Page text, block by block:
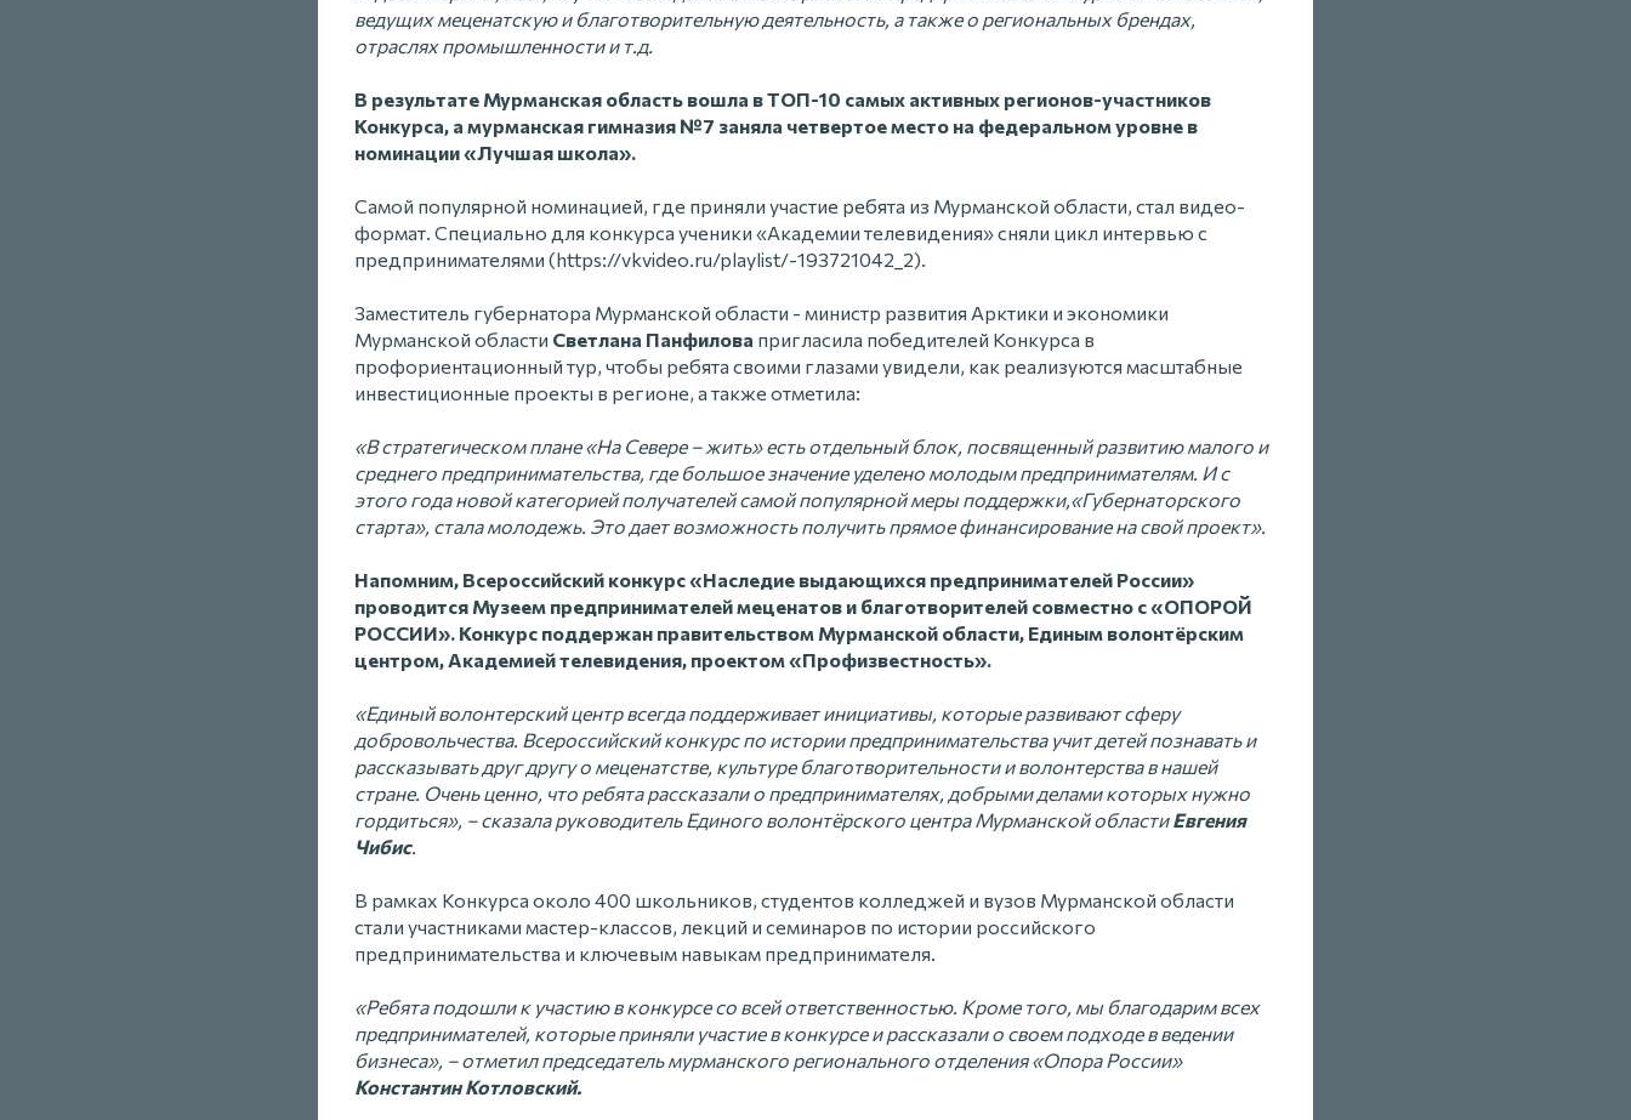
ведущих меценатскую и благотворительную деятельность, а также о региональных брендах,
отраслях промышленности и т.д.
В результате Мурманская область вошла в ТОП-10 самых активных регионов-участников
Конкурса, а мурманская гимназия №7 заняла четвертое место на федеральном уровне в
номинации «Лучшая школа».
Самой популярной номинацией, где приняли участие ребята из Мурманской области, стал видео-
формат. Специально для конкурса ученики «Академии телевидения» сняли цикл интервью с
предпринимателями (https://vkvideo.ru/playlist/-193721042_2).
Заместитель губернатора Мурманской области - министр развития Арктики и экономики
Мурманской области Светлана Панфилова пригласила победителей Конкурса в
профориентационный тур, чтобы ребята своими глазами увидели, как реализуются масштабные
инвестиционные проекты в регионе, а также отметила:
«В стратегическом плане «На Севере – жить» есть отдельный блок, посвященный развитию малого и
среднего предпринимательства, где большое значение уделено молодым предпринимателям. И с
этого года новой категорией получателей самой популярной меры поддержки,«Губернаторского
старта», стала молодежь. Это дает возможность получить прямое финансирование на свой проект».
Напомним, Всероссийский конкурс «Наследие выдающихся предпринимателей России»
проводится Музеем предпринимателей меценатов и благотворителей совместно с «ОПОРОЙ
РОССИИ». Конкурс поддержан правительством Мурманской области, Единым волонтёрским
центром, Академией телевидения, проектом «Профизвестность».
«Единый волонтерский центр всегда поддерживает инициативы, которые развивают сферу
добровольчества. Всероссийский конкурс по истории предпринимательства учит детей познавать и
рассказывать друг другу о меценатстве, культуре благотворительности и волонтерства в нашей
стране. Очень ценно, что ребята рассказали о предпринимателях, добрыми делами которых нужно
гордиться», – сказала руководитель Единого волонтёрского центра Мурманской областиЕвгения
Чибис.
В рамках Конкурса около 400 школьников, студентов колледжей и вузов Мурманской области
стали участниками мастер-классов, лекций и семинаров по истории российского
предпринимательства и ключевым навыкам предпринимателя.
«Ребята подошли к участию в конкурсе со всей ответственностью. Кроме того, мы благодарим всех
предпринимателей, которые приняли участие в конкурсе и рассказали о своем подходе в ведении
бизнеса», – отметил председатель мурманского регионального отделения «Опора России»
Константин Котловский.